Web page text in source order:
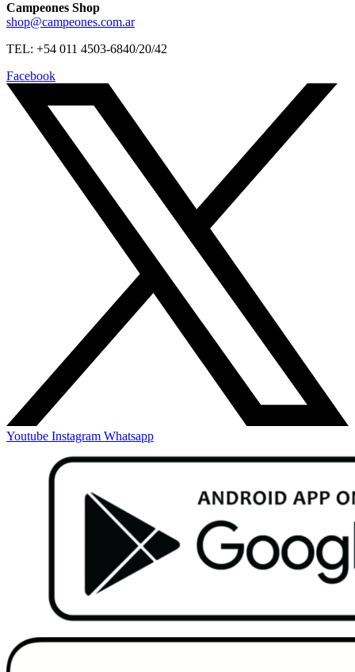
Campeones Shop
shop@campeones.com.ar
TEL: +54 011 4503-6840/20/42
Facebook
Youtube Instagram Whatsapp